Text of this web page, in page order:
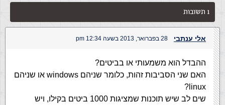
1 תשובות
אלי ענתבי 28 בפברואר, 2013 בשעה 12:34 pm
ההבדל הוא משמעותי או בביטים?
האם שני הסביבות זהות, כלומר שניהם windows או שניהם
linux?
שים לב שיש תוכנות שמציגות 1000 ביטים בקילו, ויש